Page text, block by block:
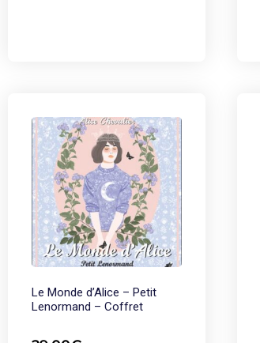
Le Monde d’Alice – Petit
Lenormand – Coffret